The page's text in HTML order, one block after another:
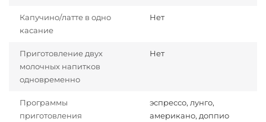
Капучино/латте в одно
касание
Нет
Приготовление двух
молочных напитков
одновременно
Нет
Программы
приготовления
эспрессо, лунго,
американо, доппио